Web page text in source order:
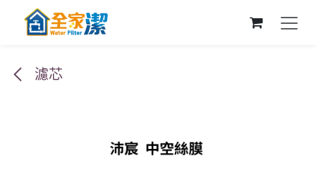
跳至內容
濾芯